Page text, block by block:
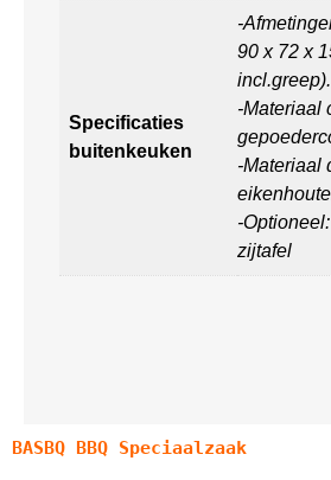
Specificaties
buitenkeuken
-
90 x 72 x
incl.greep).
-Materiaal
-Materiaal
-
zijtafel
BASBQ BBQ Speciaalzaak